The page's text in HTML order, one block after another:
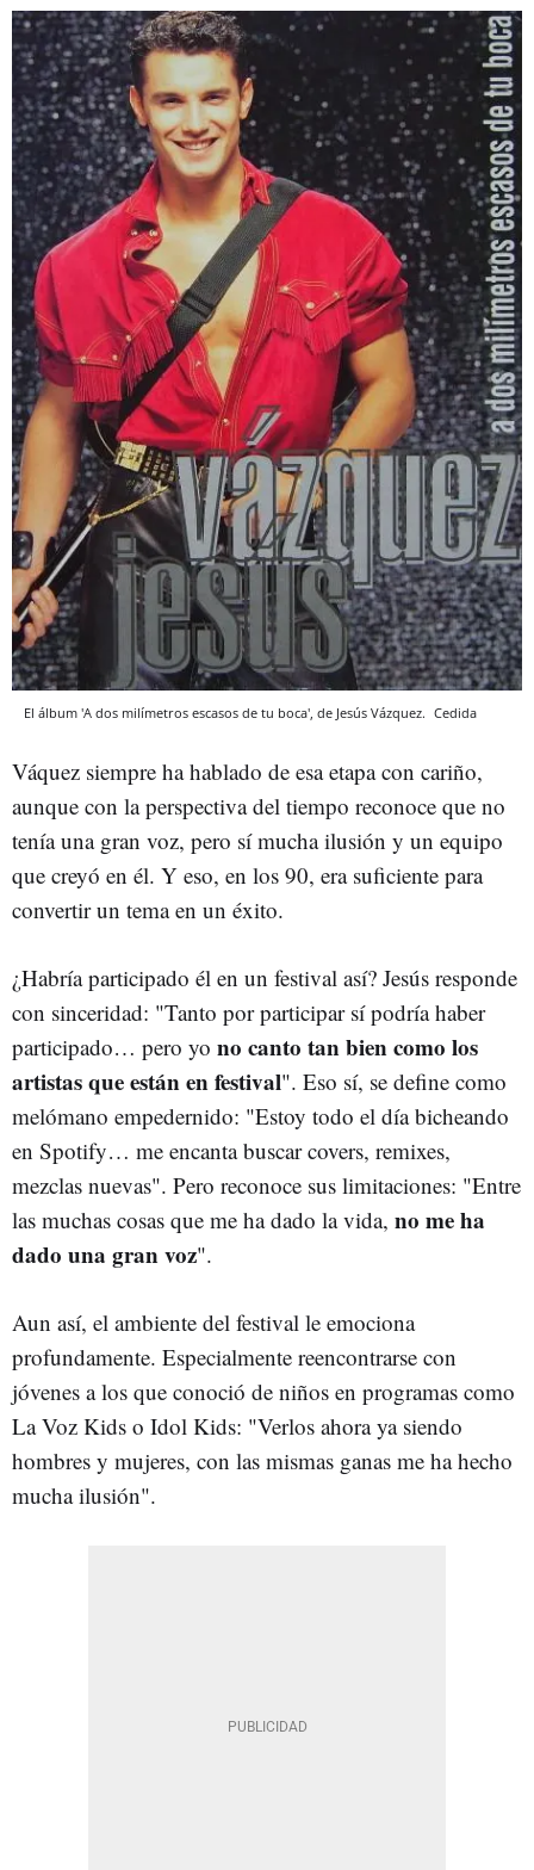
El álbum 'A dos milímetros escasos de tu boca', de Jesús Vázquez. Cedida
Váquez siempre ha hablado de esa etapa con cariño,
aunque con la perspectiva del tiempo reconoce que no
tenía una gran voz, pero sí mucha ilusión y un equipo
que creyó en él. Y eso, en los 90, era suficiente para
convertir un tema en un éxito.
¿Habría participado él en un festival así? Jesús responde
con sinceridad: "Tanto por participar sí podría haber
participado… pero yo no canto tan bien como los
artistas que están en festival". Eso sí, se define como
melómano empedernido: "Estoy todo el día bicheando
en Spotify… me encanta buscar covers, remixes,
mezclas nuevas". Pero reconoce sus limitaciones: "Entre
las muchas cosas que me ha dado la vida, no me ha
dado una gran voz".
Aun así, el ambiente del festival le emociona
profundamente. Especialmente reencontrarse con
jóvenes a los que conoció de niños en programas como
La Voz Kids o Idol Kids: "Verlos ahora ya siendo
hombres y mujeres, con las mismas ganas me ha hecho
mucha ilusión".